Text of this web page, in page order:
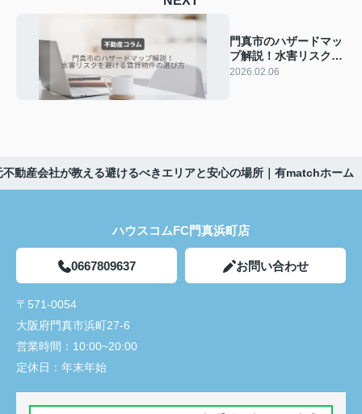
門真市のハザードマッ
プ解説！水害リスクを
避ける賃貸物件の選び
2026.02.06
動産会社が教える避けるべきエリアと安心の場所｜有matchホーム
ハウスコムFC門真浜町店
0667809637 お問い合わせ
〒571-0054
大阪府門真市浜町27-6
営業時間： 10:00~20:00
定休日： 年末年始